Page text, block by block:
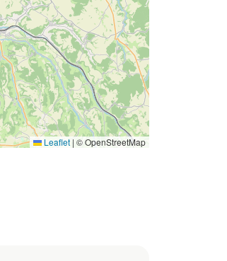
Leaflet | © OpenStreetMap